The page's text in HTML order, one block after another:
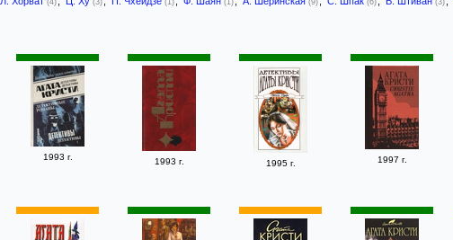
(4) (3) (1) (1) (9) (6) (3)
1993 г. 1993 г. 1995 г. 1997 г.